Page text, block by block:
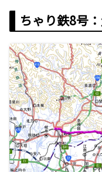
ちゃり鉄8号